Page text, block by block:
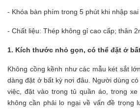
- Khóa bàn phím trong 5 phút khi nhập sai
- Chất liệu: Thép không gỉ cao cấp; thân
1. Kích thước nhỏ gọn, có thể đặt ở
Không cồng kềnh như các mẫu két sắt
dàng đặt ở bất kỳ nơi đâu. Người dùng
việc, đặt vào trong tủ quần áo, trong
không cần phải lo ngại về vấn đề trọng